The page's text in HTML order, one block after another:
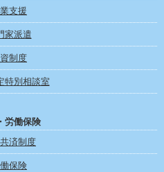
支援
家派遣
制度
特別相談室
労働保険
済制度
保険